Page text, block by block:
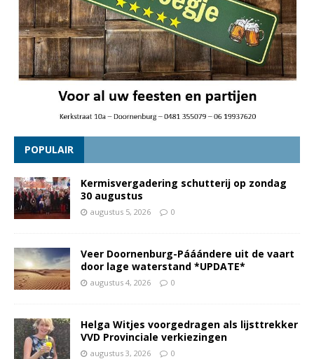
POPULAIR
Kermisvergadering schutterij op zondag
30 augustus
augustus 5, 2026 0
Veer Doornenburg-Pááándere uit de vaart
door lage waterstand *UPDATE*
augustus 4, 2026 0
Helga Witjes voorgedragen als lijsttrekker
VVD Provinciale verkiezingen
augustus 3, 2026 0